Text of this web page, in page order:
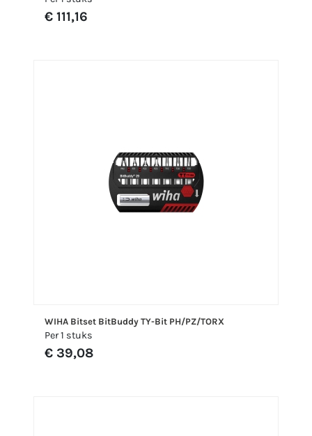
€ 111,16
WIHA Bitset BitBuddy TY-Bit PH/PZ/TORX
Per 1 stuks
€ 39,08